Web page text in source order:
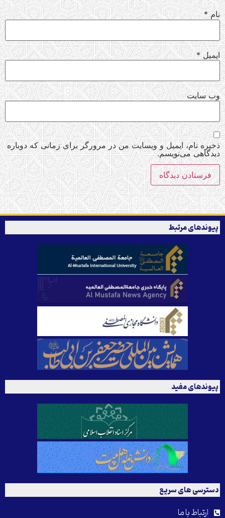
نام*
ایمیل*
وب‌ سایت
ذخیره نام، ایمیل و وبسایت من در مرورگر برای زمانی که دوباره
دیدگاهی می‌نویسم.
پیوندهای مرتبط
پیوندهای مفید
دسترسی های سریع
ارتباط با ما